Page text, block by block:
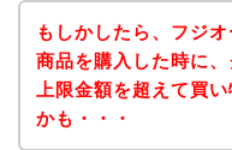
もしかしたら、フジ
商品を購入した時に
上限金額を超えて買
かも・・・